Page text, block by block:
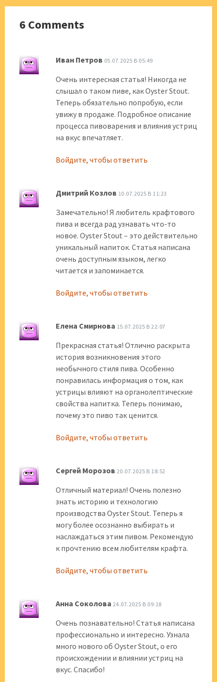
6 Comments
Иван Петров 05.07.2025 В 05:49
Очень интересная статья! Никогда не
слышал о таком пиве, как Oyster Stout.
Теперь обязательно попробую, если
увижу в продаже. Подробное описание
процесса пивоварения и влияния устриц
на вкус впечатляет.
Войдите, чтобы ответить
Дмитрий Козлов 10.07.2025 В 11:23
Замечательно! Я любитель крафтового
пива и всегда рад узнавать что-то
новое. Oyster Stout – это действительно
уникальный напиток. Статья написана
очень доступным языком, легко
читается и запоминается.
Войдите, чтобы ответить
Елена Смирнова 15.07.2025 В 22:07
Прекрасная статья! Отлично раскрыта
история возникновения этого
необычного стиля пива. Особенно
понравилась информация о том, как
устрицы влияют на органолептические
свойства напитка. Теперь понимаю,
почему это пиво так ценится.
Войдите, чтобы ответить
Сергей Морозов 20.07.2025 В 18:52
Отличный материал! Очень полезно
знать историю и технологию
производства Oyster Stout. Теперь я
могу более осознанно выбирать и
наслаждаться этим пивом. Рекомендую
к прочтению всем любителям крафта.
Войдите, чтобы ответить
Анна Соколова 24.07.2025 В 09:18
Очень познавательно! Статья написана
профессионально и интересно. Узнала
много нового об Oyster Stout, о его
происхождении и влиянии устриц на
вкус. Спасибо!